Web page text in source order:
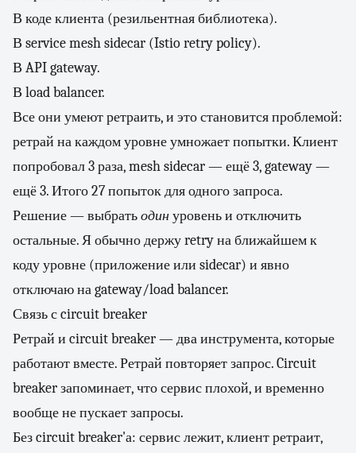
В коде клиента (резильентная библиотека).
В service mesh sidecar (Istio retry policy).
В API gateway.
В load balancer.
Все они умеют ретраить, и это становится проблемой:
ретрай на каждом уровне умножает попытки. Клиент
попробовал 3 раза, mesh sidecar — ещё 3, gateway —
ещё 3. Итого 27 попыток для одного запроса.
Решение — выбратьодинуровень и отключить
остальные. Я обычно держу retry на ближайшем к
коду уровне (приложение или sidecar) и явно
отключаю на gateway/load balancer.
Связь с circuit breaker
Ретрай и circuit breaker — два инструмента, которые
работают вместе. Ретрай повторяет запрос. Circuit
breaker запоминает, что сервис плохой, и временно
вообще не пускает запросы.
Без circuit breaker'а: сервис лежит, клиент ретраит,